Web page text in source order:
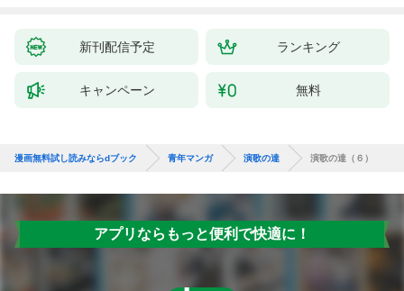
新刊配信予定 ランキング
キャンペーン 無料
漫画無料試し読みならdブック 青年マンガ 演歌の達 演歌の達（６）
アプリならもっと便利で快適に！